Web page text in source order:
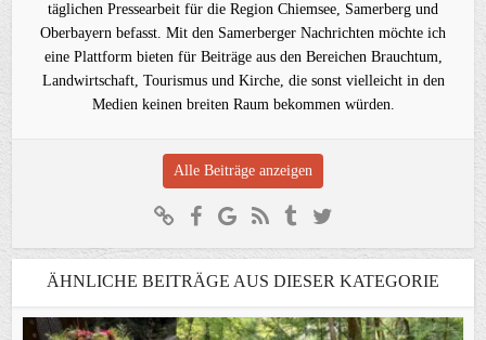
täglichen Pressearbeit für die Region Chiemsee, Samerberg und
Oberbayern befasst. Mit den Samerberger Nachrichten möchte ich
eine Plattform bieten für Beiträge aus den Bereichen Brauchtum,
Landwirtschaft, Tourismus und Kirche, die sonst vielleicht in den
Medien keinen breiten Raum bekommen würden.
Alle Beiträge anzeigen
ÄHNLICHE BEITRÄGE AUS DIESER KATEGORIE